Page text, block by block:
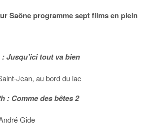
Saône programme sept films en plein
Jusqu’ici tout va bien
Jean, au bord du lac
: Comme des bêtes 2
Gide